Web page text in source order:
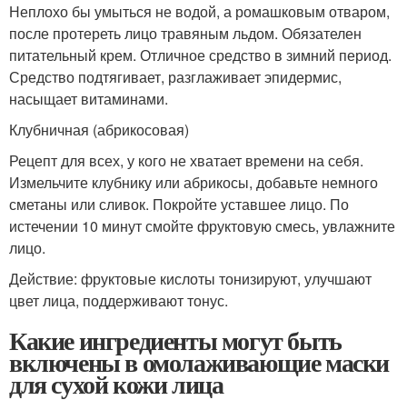
Неплохо бы умыться не водой, а ромашковым отваром,
после протереть лицо травяным льдом. Обязателен
питательный крем. Отличное средство в зимний период.
Средство подтягивает, разглаживает эпидермис,
насыщает витаминами.
Клубничная (абрикосовая)
Рецепт для всех, у кого не хватает времени на себя.
Измельчите клубнику или абрикосы, добавьте немного
сметаны или сливок. Покройте уставшее лицо. По
истечении 10 минут смойте фруктовую смесь, увлажните
лицо.
Действие: фруктовые кислоты тонизируют, улучшают
цвет лица, поддерживают тонус.
Какие ингредиенты могут быть
включены в омолаживающие маски
для сухой кожи лица